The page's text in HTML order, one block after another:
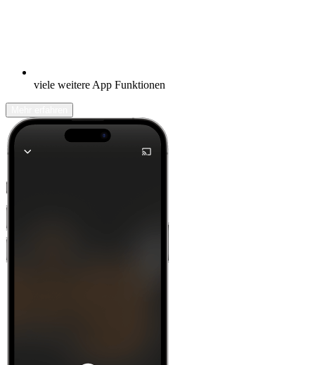
viele weitere App Funktionen